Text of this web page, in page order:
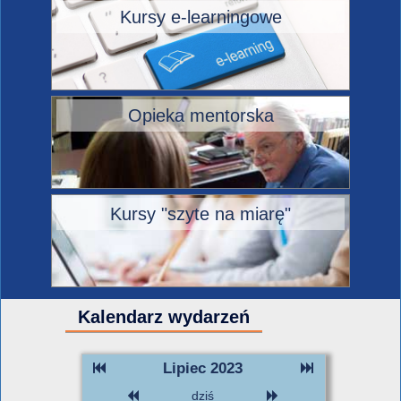
Kursy e-learningowe
Opieka mentorska
Kursy "szyte na miarę"
Kalendarz wydarzeń
Lipiec 2023
dziś